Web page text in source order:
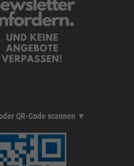
QR-Code scannen ▼